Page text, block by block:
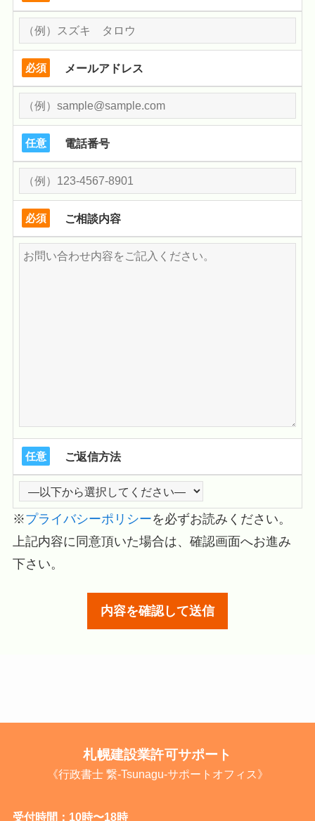
必須 メールアドレス
任意 電話番号
必須 ご相談内容
任意 ご返信方法
※プライバシーポリシーを必ずお読みください。
上記内容に同意頂いた場合は、確認画面へお進み
下さい。
札幌建設業許可サポート
《行政書士 繋-Tsunagu-サポートオフィス》
受付時間：10時〜18時